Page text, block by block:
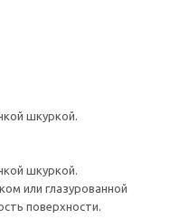
шкуркой.
шкуркой.
или глазурованной
поверхности.